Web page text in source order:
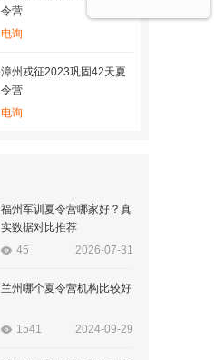
令营
电询
漳州戎征2023巩固42天夏
令营
电询
福州军训夏令营哪家好？真
实数据对比推荐
45
2026-07-31
兰州哪个夏令营机构比较好
1541 2024-09-29